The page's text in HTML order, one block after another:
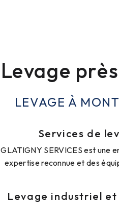
Levage
LEVAGE À
Services de
GLATIGNY SERVICES est une
expertise reconnue et des
Levage industriel